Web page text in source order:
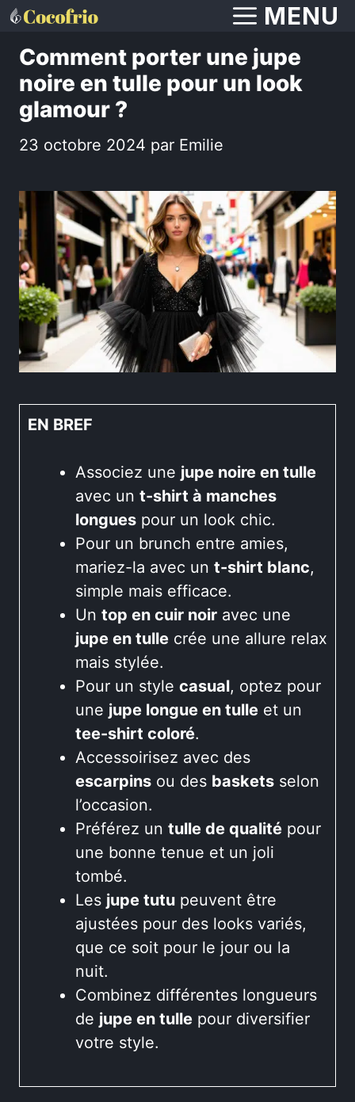
Aller
contenu
MENU
Comment porter une jupe
noire en tulle pour un look
glamour ?
23 octobre 2024 par Emilie
EN BREF
Associez une jupe noire en tulle
avec un t-shirt à manches
longues pour un look chic.
Pour un brunch entre amies,
mariez-la avec un t-shirt blanc,
simple mais efficace.
Un top en cuir noir avec une
jupe en tulle crée une allure relax
mais stylée.
Pour un style casual, optez pour
une jupe longue en tulle et un
tee-shirt coloré.
Accessoirisez avec des
escarpins ou des baskets selon
l’occasion.
Préférez un tulle de qualité pour
une bonne tenue et un joli
tombé.
Les jupe tutu peuvent être
ajustées pour des looks variés,
que ce soit pour le jour ou la
nuit.
Combinez différentes longueurs
de jupe en tulle pour diversifier
votre style.